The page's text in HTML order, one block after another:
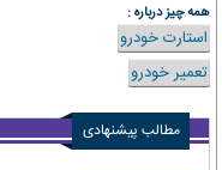
همه چیز درباره :
استارت خودرو
تعمیر خودرو
مطالب پیشنهادی